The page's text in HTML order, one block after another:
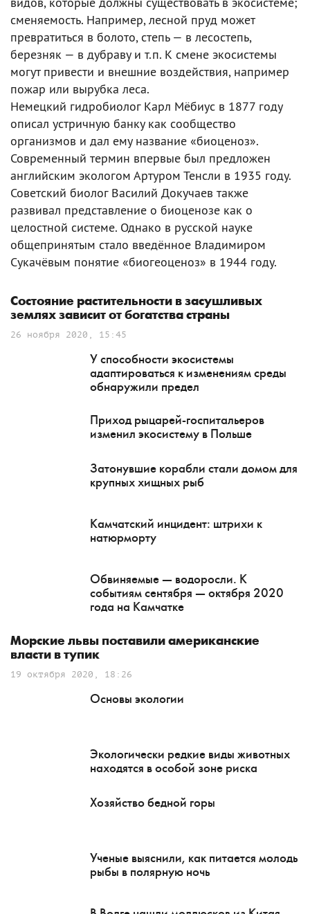
сменяемость. Например, лесной пруд может
превратиться в болото, степь — в лесостепь,
березняк — в дубраву и т.п. К смене экосистемы
могут привести и внешние воздействия, например
пожар или вырубка леса.
Немецкий гидробиолог Карл Мёбиус в 1877 году
описал устричную банку как сообщество
организмов и дал ему название «биоценоз».
Современный термин впервые был предложен
английским экологом Артуром Тенсли в 1935 году.
Советский биолог Василий Докучаев также
развивал представление о биоценозе как о
целостной системе. Однако в русской науке
общепринятым стало введённое Владимиром
Сукачёвым понятие «биогеоценоз» в 1944 году.
Состояние растительности в засушливых
землях зависит от богатства страны
26 ноября 2020, 15:45
У способности экосистемы
адаптироваться к изменениям среды
обнаружили предел
Приход рыцарей-госпитальеров
изменил экосистему в Польше
Затонувшие корабли стали домом для
крупных хищных рыб
Камчатский инцидент: штрихи к
натюрморту
Обвиняемые — водоросли. К
событиям сентября — октября 2020
года на Камчатке
Морские львы поставили американские
власти в тупик
19 октября 2020, 18:26
Основы экологии
Экологически редкие виды животных
находятся в особой зоне риска
Хозяйство бедной горы
Ученые выяснили, как питается молодь
рыбы в полярную ночь